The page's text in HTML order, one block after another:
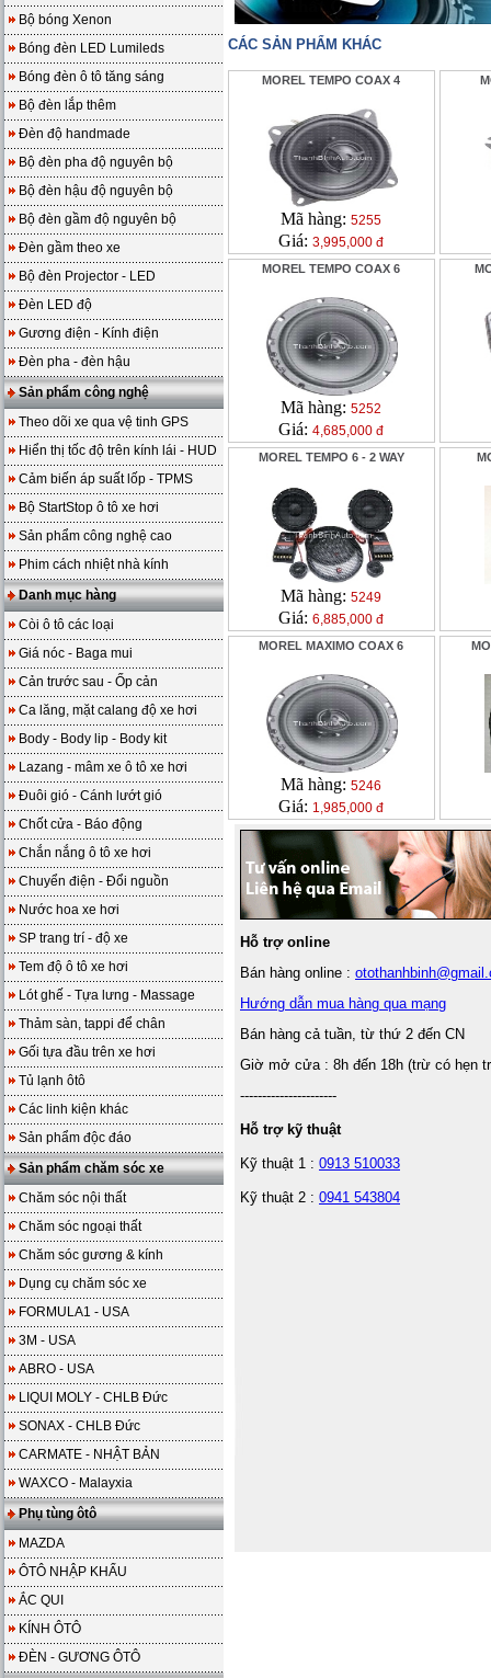
Bộ bóng Xenon
Bóng đèn LED Lumileds
Bóng đèn ô tô tăng sáng
Bộ đèn lắp thêm
Đèn độ handmade
Bộ đèn pha độ nguyên bộ
Bộ đèn hậu độ nguyên bộ
Bộ đèn gầm độ nguyên bộ
Đèn gầm theo xe
Bộ đèn Projector - LED
Đèn LED độ
Gương điện - Kính điện
Đèn pha - đèn hậu
Sản phẩm công nghệ
Theo dõi xe qua vệ tinh GPS
Hiển thị tốc độ trên kính lái - HUD
Cảm biến áp suất lốp - TPMS
Bộ StartStop ô tô xe hơi
Sản phẩm công nghệ cao
Phim cách nhiệt nhà kính
Danh mục hàng
Còi ô tô các loại
Giá nóc - Baga mui
Cản trước sau - Ốp cản
Ca lăng, mặt calang độ xe hơi
Body - Body lip - Body kit
Lazang - mâm xe ô tô xe hơi
Đuôi gió - Cánh lướt gió
Chốt cửa - Báo động
Chắn nắng ô tô xe hơi
Chuyển điện - Đổi nguồn
Nước hoa xe hơi
SP trang trí - độ xe
Tem độ ô tô xe hơi
Lót ghế - Tựa lưng - Massage
Thảm sàn, tappi để chân
Gối tựa đầu trên xe hơi
Tủ lạnh ôtô
Các linh kiện khác
Sản phẩm độc đáo
Sản phẩm chăm sóc xe
Chăm sóc nội thất
Chăm sóc ngoại thất
Chăm sóc gương & kính
Dụng cụ chăm sóc xe
FORMULA1 - USA
3M - USA
ABRO - USA
LIQUI MOLY - CHLB Đức
SONAX - CHLB Đức
CARMATE - NHẬT BẢN
WAXCO - Malayxia
Phụ tùng ôtô
MAZDA
ÔTÔ NHẬP KHẨU
ẮC QUI
KÍNH ÔTÔ
ĐÈN - GƯƠNG ÔTÔ
CÁC SẢN PHẨM KHÁC
MOREL TEMPO COAX 4
Mã hàng:5255
Giá:3,995,000 đ
MOREL TEMPO COAX 6
Mã hàng:5252
Giá:4,685,000 đ
MOREL TEMPO 6 - 2 WAY
Mã hàng:5249
Giá:6,885,000 đ
MOREL MAXIMO COAX 6
Mã hàng:5246
Giá: 1,985,000 đ
Hỗ trợ online
Bán hàng online :
Hướng dẫn mua hàng qua mạng
Bán hàng cả tuần, từ thứ 2 đến CN
Giờ mở cửa : 8h đến 18h (trừ có hẹn
----------------------
Hỗ trợ kỹ thuật
Kỹ thuật 1 : 0913 510033
Kỹ thuật 2 : 0941 543804